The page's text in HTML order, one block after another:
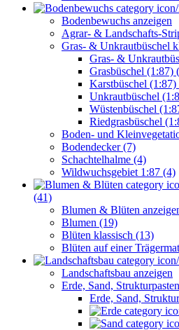
Bodenbewuchs anzeigen
Agrar- & Landschafts-
Gras- & Unkrautbüschel
Gras- &
Grasbüschel (1:87)
Karstbüschel (1:87)
Unkrautbüschel
Wüstenbüschel
Riedgrasbüschel
Boden- und
Bodendecker (7)
Schachtelhalme (4)
Wildwuchsgebiet 1:87 (4)
(41)
Blumen & Blüten
Blumen (19)
Blüten klassisch (13)
Blüten auf einer
Landschaftsbau anzeigen
Erde, Sand,
Erde, Sand,